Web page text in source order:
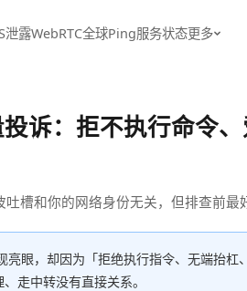
泄露WebRTC全球Ping服务状态更多
诉：拒不执行命令
槽和你的网络身份无关，但排查前最
眼，却因为「拒绝执行指令、无端抬杠
走中转没有直接关系。